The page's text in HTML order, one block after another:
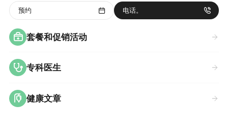
医院分院
预约 电话。
套餐和促销活动
专科医生
健康文章